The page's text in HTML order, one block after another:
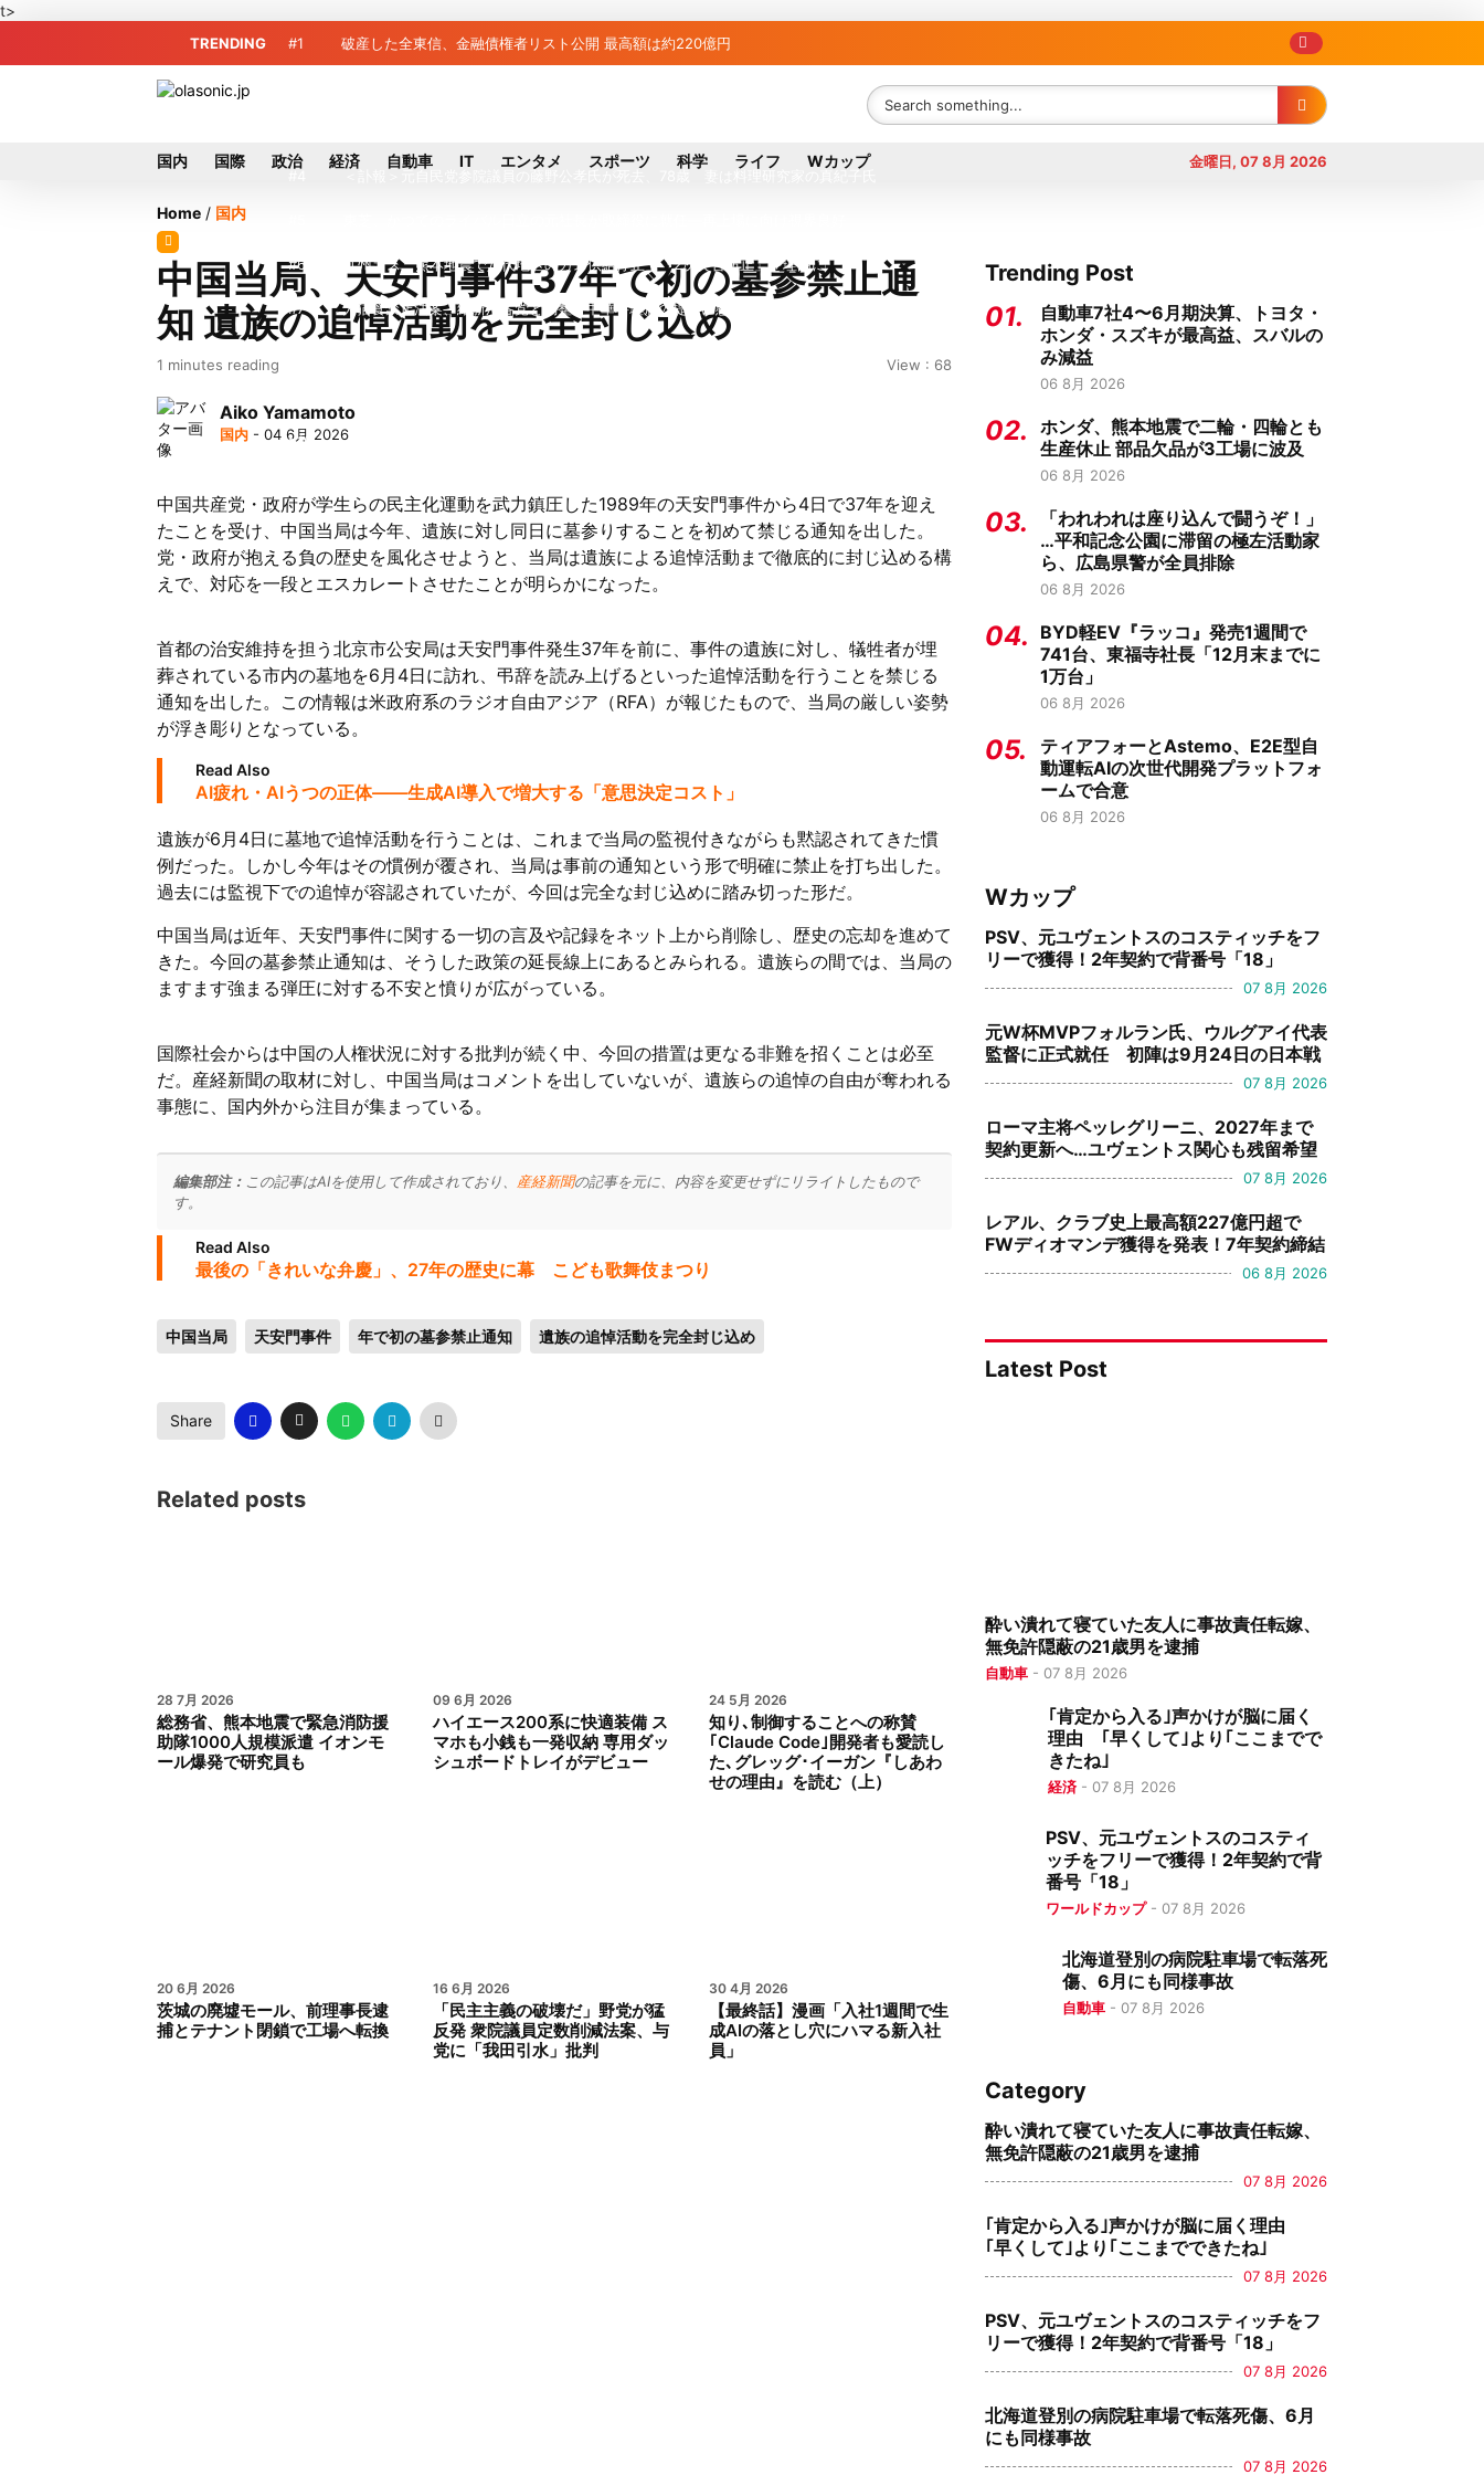
t>
TRENDING #1 破産した全東信、金融債権者リスト公開 最高額は約220億円
破産した全東信、債権者63金融機関リスト判明 銀行が半数、最大は近畿産業信組
#6 九州ガス、熊本地震で八代地区のガス供給停止 「2次災害防止」を理由に
#7 犬猫食禁止法案、維新が各党と調整 中華料理店の提供に懸念
#10
国内 国際 政治 経済 自動車 IT エンタメ スポーツ 科学 ライフ Wカップ 金曜日, 07 8月 2026
Home / 国内
中国当局、天安門事件37年で初の墓参禁止通
知 遺族の追悼活動を完全封じ込め
1 minutes reading View : 68
Aiko Yamamoto
国内 - 04 6月 2026
中国共産党・政府が学生らの民主化運動を武力鎮圧した1989年の天安門事件から4日で37年を迎え
たことを受け、中国当局は今年、遺族に対し同日に墓参りすることを初めて禁じる通知を出した。
党・政府が抱える負の歴史を風化させようと、当局は遺族による追悼活動まで徹底的に封じ込める構
えで、対応を一段とエスカレートさせたことが明らかになった。
首都の治安維持を担う北京市公安局は天安門事件発生37年を前に、事件の遺族に対し、犠牲者が埋
葬されている市内の墓地を6月4日に訪れ、弔辞を読み上げるといった追悼活動を行うことを禁じる
通知を出した。この情報は米政府系のラジオ自由アジア（RFA）が報じたもので、当局の厳しい姿勢
が浮き彫りとなっている。
Read Also
AI疲れ・AIうつの正体——生成AI導入で増大する「意思決定コスト」
遺族が6月4日に墓地で追悼活動を行うことは、これまで当局の監視付きながらも黙認されてきた慣
例だった。しかし今年はその慣例が覆され、当局は事前の通知という形で明確に禁止を打ち出した。
過去には監視下での追悼が容認されていたが、今回は完全な封じ込めに踏み切った形だ。
中国当局は近年、天安門事件に関する一切の言及や記録をネット上から削除し、歴史の忘却を進めて
きた。今回の墓参禁止通知は、そうした政策の延長線上にあるとみられる。遺族らの間では、当局の
ますます強まる弾圧に対する不安と憤りが広がっている。
国際社会からは中国の人権状況に対する批判が続く中、今回の措置は更なる非難を招くことは必至
だ。産経新聞の取材に対し、中国当局はコメントを出していないが、遺族らの追悼の自由が奪われる
事態に、国内外から注目が集まっている。
編集部注： この記事はAIを使用して作成されており、 産経新聞の記事を元に、内容を変更せずにリライトしたもので
す。
Read Also
最後の「きれいな弁慶」、27年の歴史に幕 こども歌舞伎まつり
中国当局 天安門事件 年で初の墓参禁止通知 遺族の追悼活動を完全封じ込め
Share
Related posts
28 7月 2026
総務省、熊本地震で緊急消防援
助隊1000人規模派遣 イオンモ
ール爆発で研究員も
09 6月 2026
ハイエース200系に快適装備 ス
マホも小銭も一発収納 専用ダッ
シュボードトレイがデビュー
24 5月 2026
知り､制御することへの称賛
｢Claude Code｣開発者も愛読し
た､グレッグ･イーガン『しあわ
せの理由』を読む（上）
20 6月 2026
茨城の廃墟モール、前理事長逮
捕とテナント閉鎖で工場へ転換
16 6月 2026
「民主主義の破壊だ」野党が猛
反発 衆院議員定数削減法案、与
党に「我田引水」批判
30 4月 2026
【最終話】漫画「入社1週間で生
成AIの落とし穴にハマる新入社
員」
Trending Post
01.
自動車7社4〜6月期決算、トヨタ・
ホンダ・スズキが最高益、スバルの
み減益
06 8月 2026
02.
ホンダ、熊本地震で二輪・四輪とも
生産休止 部品欠品が3工場に波及
06 8月 2026
03.
「われわれは座り込んで闘うぞ！」
…平和記念公園に滞留の極左活動家
ら、広島県警が全員排除
06 8月 2026
04.
BYD軽EV『ラッコ』発売1週間で
741台、東福寺社長「12月末までに
1万台」
06 8月 2026
05.
ティアフォーとAstemo、E2E型自
動運転AIの次世代開発プラットフォ
ームで合意
06 8月 2026
Wカップ
PSV、元ユヴェントスのコスティッチをフ
リーで獲得！2年契約で背番号「18」
07 8月 2026
元W杯MVPフォルラン氏、ウルグアイ代表
監督に正式就任 初陣は9月24日の日本戦
07 8月 2026
ローマ主将ペッレグリーニ、2027年まで
契約更新へ…ユヴェントス関心も残留希望
07 8月 2026
レアル、クラブ史上最高額227億円超で
FWディオマンデ獲得を発表！7年契約締結
06 8月 2026
Latest Post
酔い潰れて寝ていた友人に事故責任転嫁、
無免許隠蔽の21歳男を逮捕
自動車 - 07 8月 2026
｢肯定から入る｣声かけが脳に届く
理由 ｢早くして｣より｢ここまでで
きたね｣
経済- 07 8月 2026
PSV、元ユヴェントスのコスティ
ッチをフリーで獲得！2年契約で背
番号「18」
ワールドカップ-07 8月 2026
北海道登別の病院駐車場で転落死
傷、6月にも同様事故
自動車- 07 8月 2026
Category
酔い潰れて寝ていた友人に事故責任転嫁、
無免許隠蔽の21歳男を逮捕
07 8月 2026
｢肯定から入る｣声かけが脳に届く理由
｢早くして｣より｢ここまでできたね｣
07 8月 2026
PSV、元ユヴェントスのコスティッチをフ
リーで獲得！2年契約で背番号「18」
07 8月 2026
北海道登別の病院駐車場で転落死傷、6月
にも同様事故
07 8月 2026